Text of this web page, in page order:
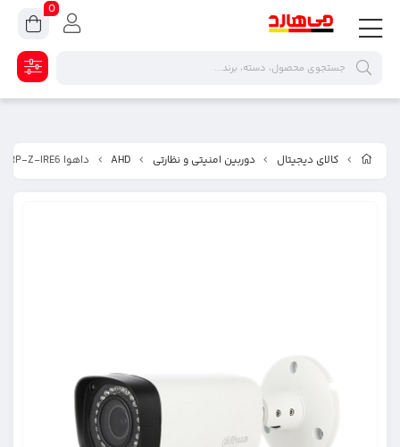
کالای دیجیتال دوربین امنیتی و نظارتی AHD داهوا DH-HAC-HFW2220RP-Z-IRE6
0